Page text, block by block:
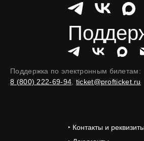
‣ Контакты и реквизиты
Поддержка по электронным билетам:
8 (800) 222-69-94 ticket@profticket.ru